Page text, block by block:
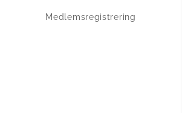
Medlemsregistrering